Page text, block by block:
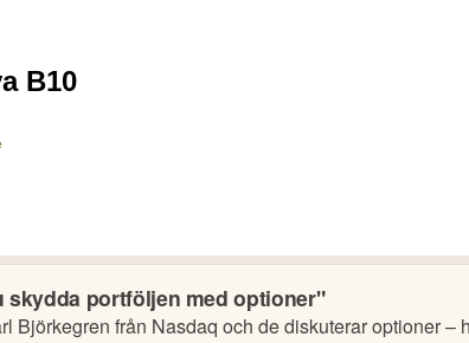
skydda portföljen med optioner"
Björkegren från Nasdaq och de diskuterar optioner –